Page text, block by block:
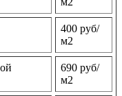
400 руб/
м2
690 руб/
м2